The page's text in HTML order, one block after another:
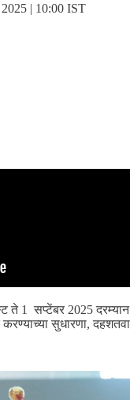
| 10:00 IST
ते 1 सप्टेंबर 2025
सुधारणा,